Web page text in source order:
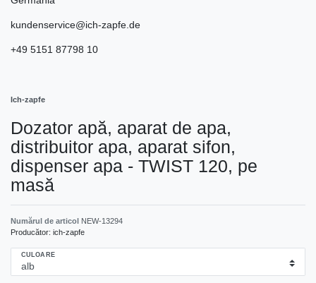
kundenservice@ich-zapfe.de
+49 5151 87798 10
Ich-zapfe
Dozator apă, aparat de apa,
distribuitor apa, aparat sifon,
dispenser apa - TWIST 120, pe
masă
Numărul de articol NEW-13294
Producător: ich-zapfe
CULOARE